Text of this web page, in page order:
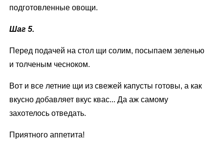
подготовленные овощи.
Шаг 5.
Перед подачей на стол щи солим, посыпаем зеленью
и толченым чесноком.
Вот и все летние щи из свежей капусты готовы, а как
вкусно добавляет вкус квас... Да аж самому
захотелось отведать.
Приятного аппетита!